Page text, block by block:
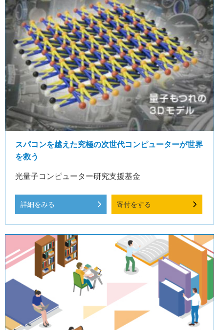
スパコンを越えた究極の次世代コンピューターが世界
を救う
光量子コンピューター研究支援基金
詳細をみる 寄付をする